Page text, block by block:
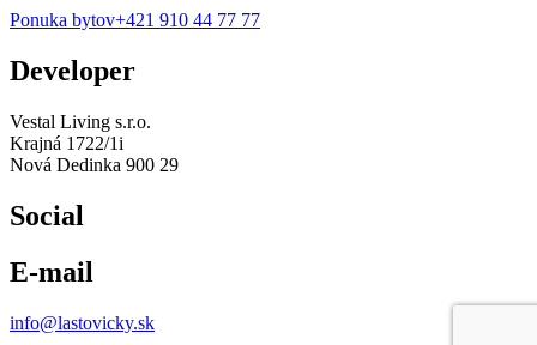
Ponuka bytov+421 910 44 77 77
Developer
Vestal Living s.r.o.
Krajná 1722/1i
Nová Dedinka 900 29
Social
E-mail
info@lastovicky.sk